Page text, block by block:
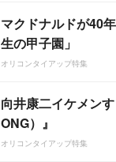
マクドナルドが40
生の甲子園」
オリコンタイアップ特集
向井康二イケメン
ONG）』
オリコンタイアップ特集